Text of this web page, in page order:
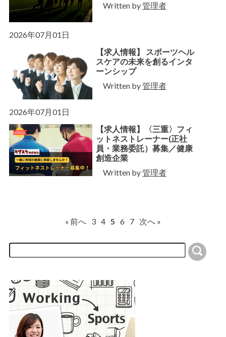
Written by管理者
2026年07月01日
【求人情報】 スポーツヘル
スケアの未来を創るインタ
ーンシップ
Written by管理者
2026年07月01日
【求人情報】〈三重〉フィ
ットネストレーナー(正社
員・業務委託）募集／健康
創造企業
Written by管理者
« 前へ 3 4 5 6 7 次へ »